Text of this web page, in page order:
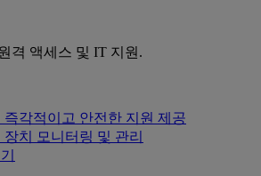
격 액세스 및 IT 지원.
즉각적이고 안전한 지원 제공
장치 모니터링 및 관리